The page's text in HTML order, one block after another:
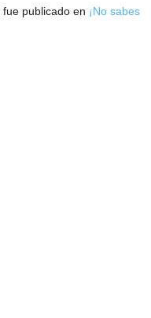
fue publicado en ¡No sabes